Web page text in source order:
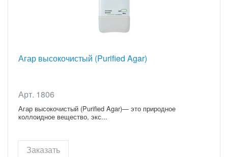
Агар высокочистый (Purified Agar)
Арт. 1806
Агар высокочистый (Purified Agar)— это природное
коллоидное вещество, экс...
Заказать